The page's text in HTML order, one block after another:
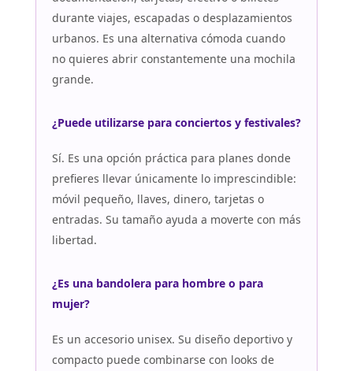
durante viajes, escapadas o desplazamientos
urbanos. Es una alternativa cómoda cuando
no quieres abrir constantemente una mochila
grande.
¿Puede utilizarse para conciertos y festivales?
Sí. Es una opción práctica para planes donde
prefieres llevar únicamente lo imprescindible:
móvil pequeño, llaves, dinero, tarjetas o
entradas. Su tamaño ayuda a moverte con más
libertad.
¿Es una bandolera para hombre o para
mujer?
Es un accesorio unisex. Su diseño deportivo y
compacto puede combinarse con looks de